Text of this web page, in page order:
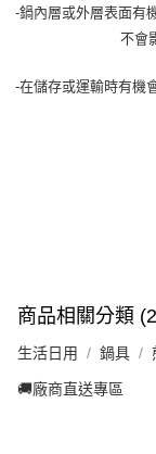
-鍋內層或外層表面有
不會
-在儲存或運輸時有機
商品相關分類
生活日用 鍋具
🚚廠商直送專區